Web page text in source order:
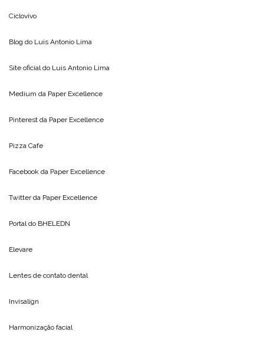
Ciclovivo
Blog do Luis Antonio Lima
Site oficial do Luis Antonio Lima
Medium da Paper Excellence
Pinterest da Paper Excellence
Pizza Cafe
Facebook da Paper Excellence
Twitter da Paper Excellence
Portal do BHELEDN
Elevare
Lentes de contato dental
Invisalign
Harmonização facial